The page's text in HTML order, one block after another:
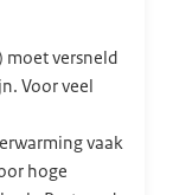
moet versneld
Voor veel
vaak
hoge